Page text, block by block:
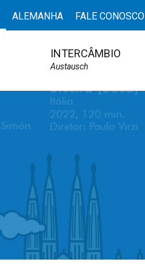
ALEMANHA FALE CONOSCO
INTERCÂMBIO
Austausch